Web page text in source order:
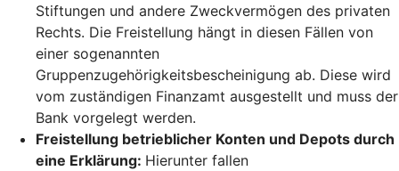
Stiftungen und andere Zweckvermögen des privaten
Rechts. Die Freistellung hängt in diesen Fällen von
einer sogenannten
Gruppenzugehörigkeitsbescheinigung ab. Diese wird
vom zuständigen Finanzamt ausgestellt und muss der
Bank vorgelegt werden.
Freistellung betrieblicher Konten und Depots durch
eine Erklärung: Hierunter fallen